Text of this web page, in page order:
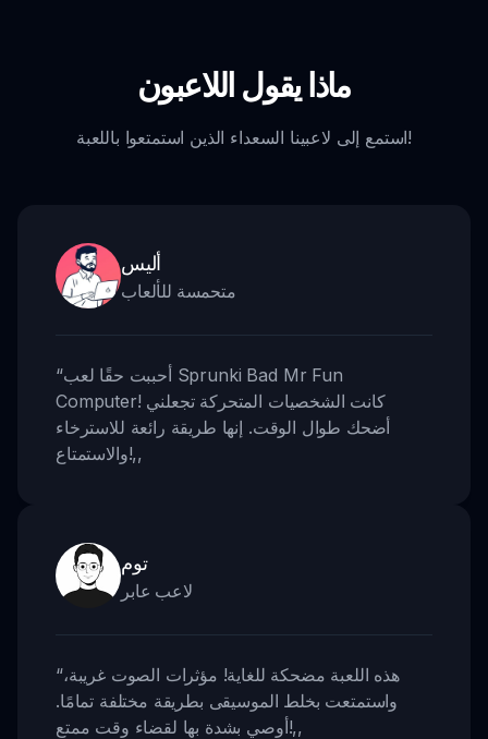
ماذا يقول اللاعبون
استمع إلى لاعبينا السعداء الذين استمتعوا باللعبة!
أليس
متحمسة للألعاب
“أحببت حقًا لعب Sprunki Bad Mr Fun
Computer! كانت الشخصيات المتحركة تجعلني
أضحك طوال الوقت. إنها طريقة رائعة للاسترخاء
والاستمتاع!,,
توم
لاعب عابر
“هذه اللعبة مضحكة للغاية! مؤثرات الصوت غريبة،
واستمتعت بخلط الموسيقى بطريقة مختلفة تمامًا.
أوصي بشدة بها لقضاء وقت ممتع!,,